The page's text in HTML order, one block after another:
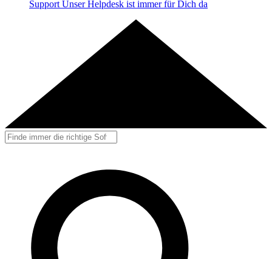
Support Unser Helpdesk ist immer für Dich da